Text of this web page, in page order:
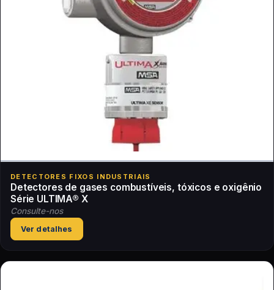
DETECTORES FIXOS INDUSTRIAIS
Detectores de gases combustíveis, tóxicos e oxigênio
Série ULTIMA® X
Consulte-nos
Ver detalhes